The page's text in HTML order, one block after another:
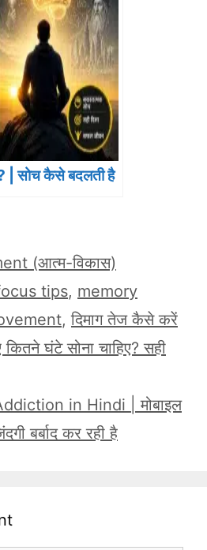
| सोच कैसे बदलती है
(आत्म-विकास)
tips, memory
,दिमाग तेज कैसे करें
घंटे सोना चाहिए? सही
in Hindi | मोबाइल
बर्बाद कर रही है